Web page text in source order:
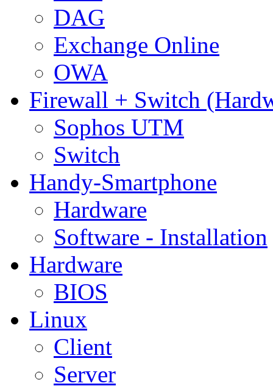
DAG
Exchange Online
OWA
Firewall + Switch
Sophos UTM
Switch
Handy-Smartphone
Hardware
Software - Installation
Hardware
BIOS
Linux
Client
Server